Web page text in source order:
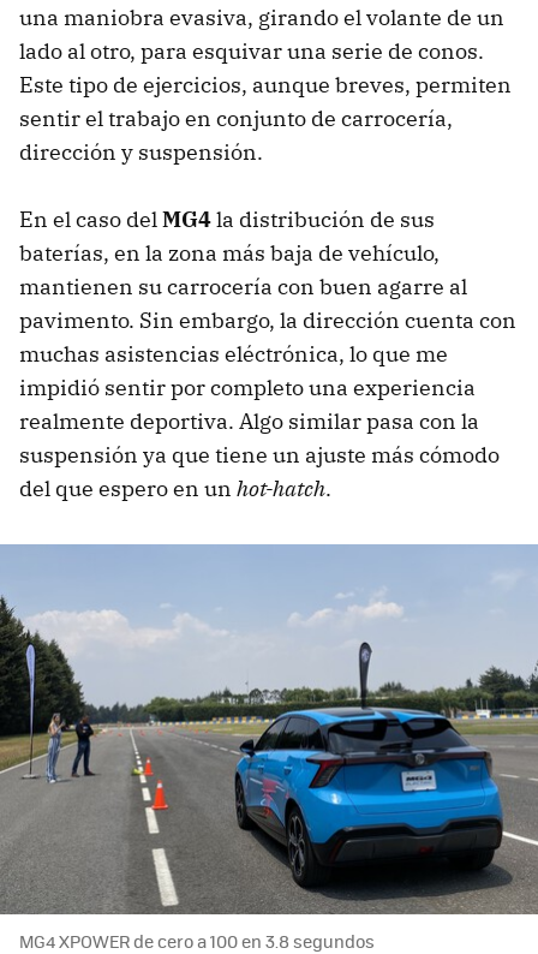
una maniobra evasiva, girando el volante de un
lado al otro, para esquivar una serie de conos.
Este tipo de ejercicios, aunque breves, permiten
sentir el trabajo en conjunto de carrocería,
dirección y suspensión.
En el caso delMG4la distribución de sus
baterías, en la zona más baja de vehículo,
mantienen su carrocería con buen agarre al
pavimento. Sin embargo, la dirección cuenta con
muchas asistencias eléctrónica, lo que me
impidió sentir por completo una experiencia
realmente deportiva. Algo similar pasa con la
suspensión ya que tiene un ajuste más cómodo
del que espero en un hot-hatch.
MG4 XPOWER de cero a 100 en 3.8 segundos